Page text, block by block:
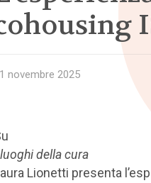
novembre 2025
della cura
Lionetti presenta